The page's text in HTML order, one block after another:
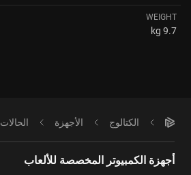
WEIGHT
9.7 kg
الكتالوج الأجهزة الحالات
أجهزة الكمبيوتر المخصصة للألعاب